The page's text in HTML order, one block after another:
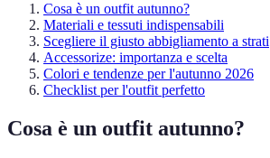
Cosa è un outfit autunno?
Materiali e tessuti indispensabili
Scegliere il giusto abbigliamento a strati
Accessorize: importanza e scelta
Colori e tendenze per l'autunno 2026
Checklist per l'outfit perfetto
Cosa è un outfit autunno?